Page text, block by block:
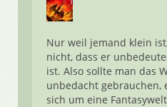
Nur weil jemand klein
nicht, dass er
ist. Also sollte man das
unbedacht gebrauchen,
sich um eine